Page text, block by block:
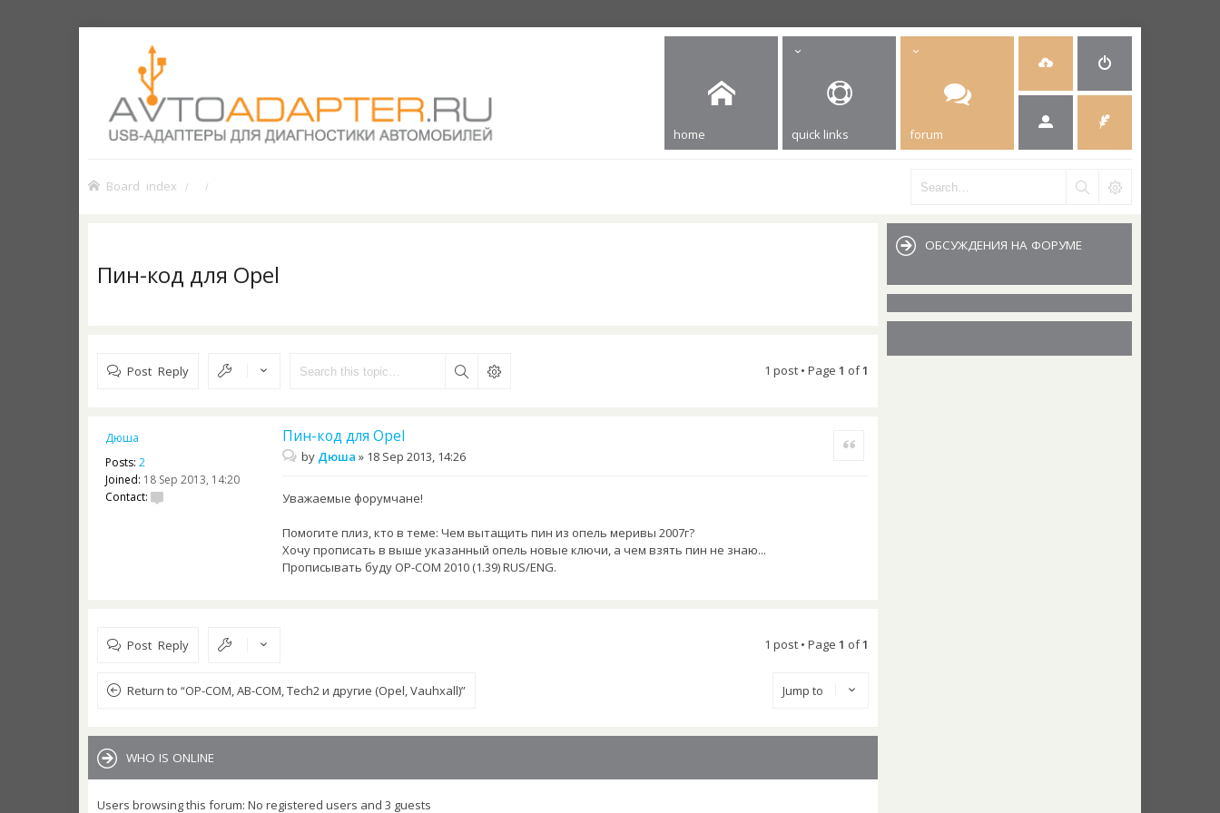
home quick links forum
Board index
Пин-код для Opel
Post Reply 1 post • Page 1 of1
Дюша
Posts: 2
Joined: 18 Sep 2013, 14:20
Contact:
Пин-код для Opel Quote
by Дюша » 18 Sep 2013, 14:26
Уважаемые форумчане!
Помогите плиз, кто в теме: Чем вытащить пин из опель меривы 2007г?
Хочу прописать в выше указанный опель новые ключи, а чем взять пин не знаю...
Прописывать буду ОP-COM 2010 (1.39) RUS/ENG.
Post Reply 1 post • Page 1 of1
Return to “OP-COM, AB-COM, Tech2 и другие (Opel, Vauhxall)” Jump to
WHO IS ONLINE
Users browsing this forum: No registered users and 3 guests
ОБСУЖДЕНИЯ НА ФОРУМЕ